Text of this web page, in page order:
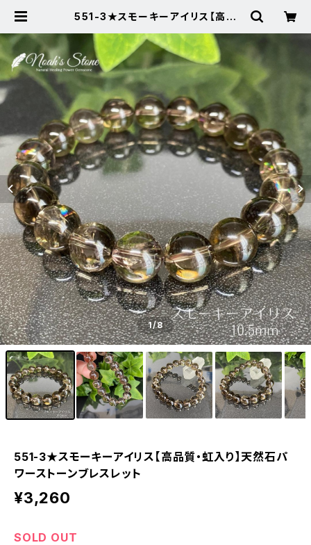
551-3★スモーキーアイリス【高品
スレット | Noah's Stone ～パワー
ストーン・天然石SHOP～
1/8
551-3★スモーキーアイリス【高品質・虹入り】天然石パ
ワーストーンブレスレット
¥3,260
SOLD OUT